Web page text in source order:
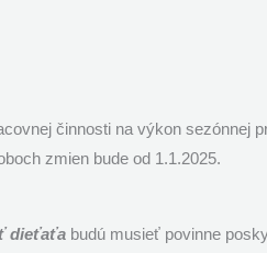
činnosti na výkon sezónnej
zmien bude od 1.1.2025.
dieťaťa budú musieť povinne